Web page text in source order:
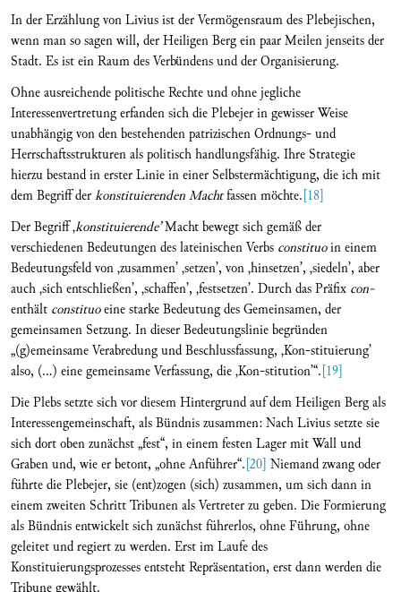
In der Erzählung von Livius ist der Vermögensraum des Plebejischen,
wenn man so sagen will, der Heiligen Berg ein paar Meilen jenseits der
Stadt. Es ist ein Raum des Verbündens und der Organisierung.
Ohne ausreichende politische Rechte und ohne jegliche
Interessenvertretung erfanden sich die Plebejer in gewisser Weise
unabhängig von den bestehenden patrizischen Ordnungs- und
Herrschaftsstrukturen als politisch handlungsfähig. Ihre Strategie
hierzu bestand in erster Linie in einer Selbstermächtigung, die ich mit
dem Begriff derkonstituierenden Machtfassen möchte.[18]
Der Begriff ‚konstituierende’Macht bewegt sich gemäß der
verschiedenen Bedeutungen des lateinischen Verbs constituoin einem
Bedeutungsfeld von ‚zusammen’ ‚setzen’, von ‚hinsetzen’, ‚siedeln’, aber
auch ‚sich entschließen’, ‚schaffen’, ‚festsetzen’. Durch das Präfix con-
enthält constituoeine starke Bedeutung des Gemeinsamen, der
gemeinsamen Setzung. In dieser Bedeutungslinie begründen
„(g)emeinsame Verabredung und Beschlussfassung, ‚Kon-stituierung’
also, (…) eine gemeinsame Verfassung, die ‚Kon-stitution’“.[19]
Die Plebs setzte sich vor diesem Hintergrund auf dem Heiligen Berg als
Interessengemeinschaft, als Bündnis zusammen: Nach Livius setzte sie
sich dort oben zunächst „fest“, in einem festen Lager mit Wall und
Graben und, wie er betont, „ohne Anführer“.[20] Niemand zwang oder
führte die Plebejer, sie (ent)zogen (sich) zusammen, um sich dann in
einem zweiten Schritt Tribunen als Vertreter zu geben. Die Formierung
als Bündnis entwickelt sich zunächst führerlos, ohne Führung, ohne
geleitet und regiert zu werden. Erst im Laufe des
Konstituierungsprozesses entsteht Repräsentation, erst dann werden die